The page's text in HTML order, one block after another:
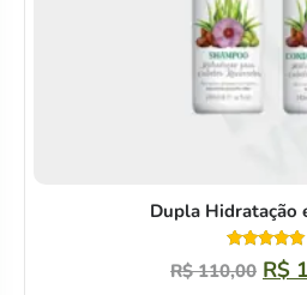
Dupla Hidratação
Avaliação
5.00
R$110,00 R$